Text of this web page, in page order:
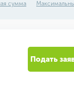
сумма
Подать